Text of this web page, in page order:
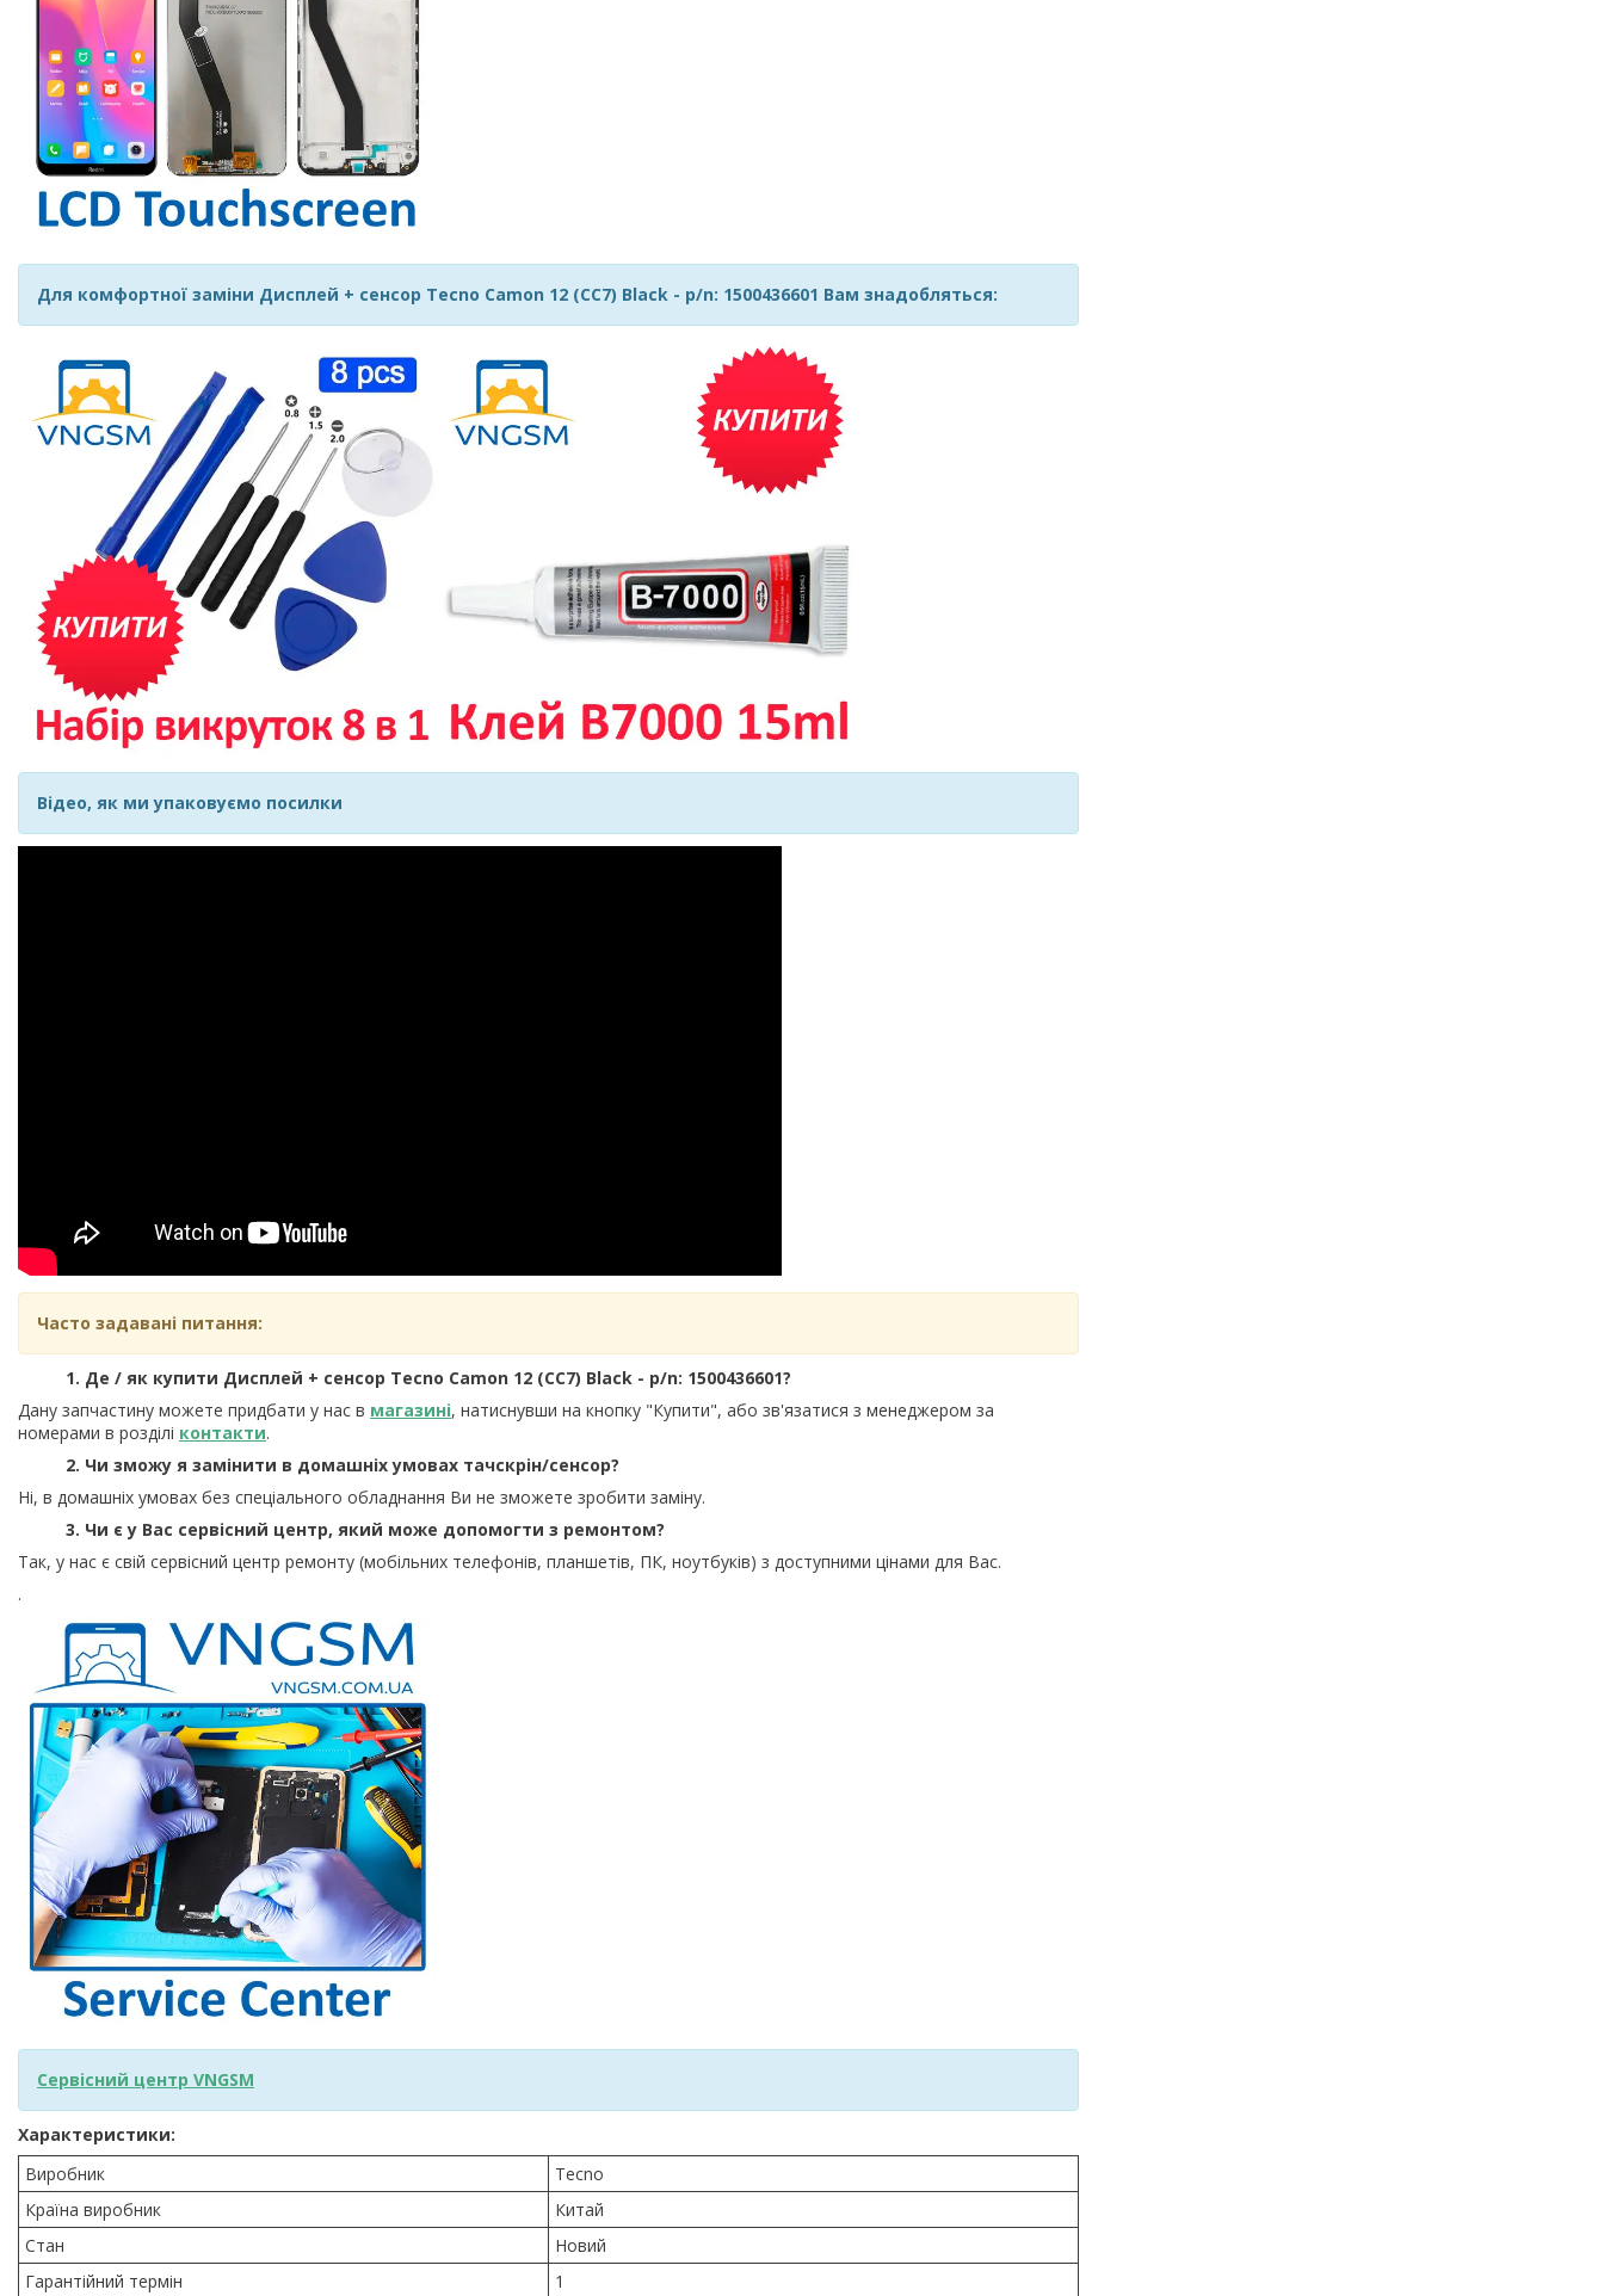
Для комфортної заміни Дисплей + сенсор Tecno Camon 12 (CC7) Black - p/n: 1500436601 Вам знадобляться:
Відео, як ми упаковуємо посилки
Часто задавані питання:
1. Де / як купити Дисплей + сенсор Tecno Camon 12 (CC7) Black - p/n: 1500436601?
Дану запчастину можете придбати у нас в магазині, натиснувши на кнопку "Купити", або зв'язатися з менеджером за
номерами в розділі контакти.
2. Чи зможу я замінити в домашніх умовах тачскрін/сенсор?
Ні, в домашніх умовах без спеціального обладнання Ви не зможете зробити заміну.
3. Чи є у Вас сервісний центр, який може допомогти з ремонтом?
Так, у нас є свій сервісний центр ремонту (мобільних телефонів, планшетів, ПК, ноутбуків) з доступними цінами для Вас.
.
Сервісний центр VNGSM
Характеристики:
Виробник
Tecno
Країна виробник
Китай
Стан
Новий
Гарантійний термін
1